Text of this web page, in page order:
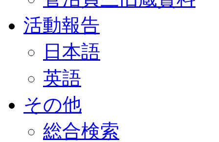
活動報告
日本語
英語
その他
総合検索